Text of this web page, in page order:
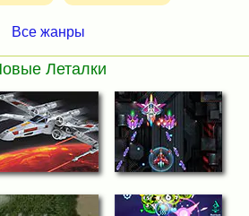
Все жанры
Леталки